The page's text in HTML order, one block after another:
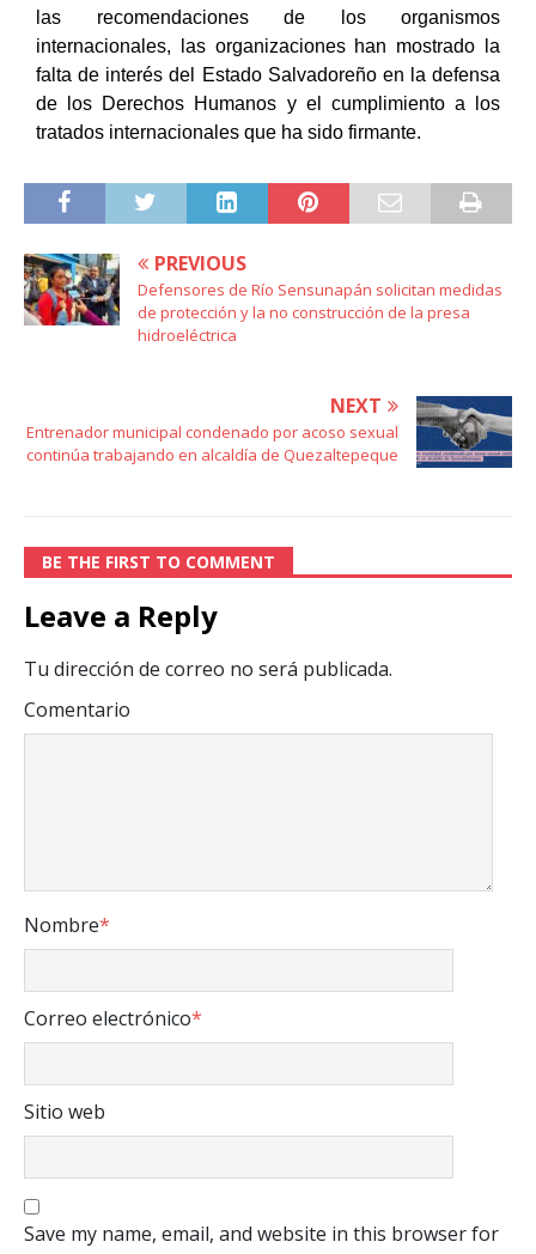
las recomendaciones de los organismos
internacionales, las organizaciones han mostrado la
falta de interés del Estado Salvadoreño en la defensa
de los Derechos Humanos y el cumplimiento a los
tratados internacionales que ha sido firmante.
PREVIOUS
Defensores de Río Sensunapán solicitan medidas
de protección y la no construcción de la presa
hidroeléctrica
NEXT
Entrenador municipal condenado por acoso sexual
continúa trabajando en alcaldía de Quezaltepeque
BE THE FIRST TO COMMENT
Leave a Reply
Tu dirección de correo no será publicada.
Comentario
Nombre*
Correo electrónico*
Sitio web
Save my name, email, and website in this browser for